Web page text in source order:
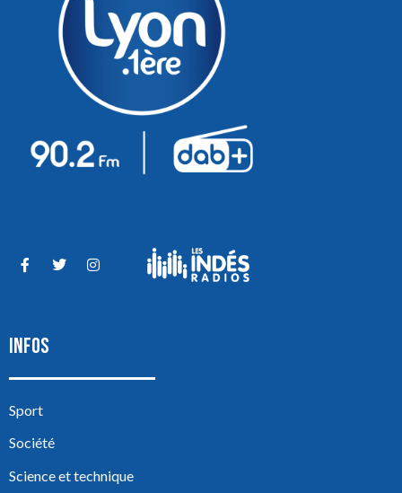
INFOS
Sport
Société
Science et technique